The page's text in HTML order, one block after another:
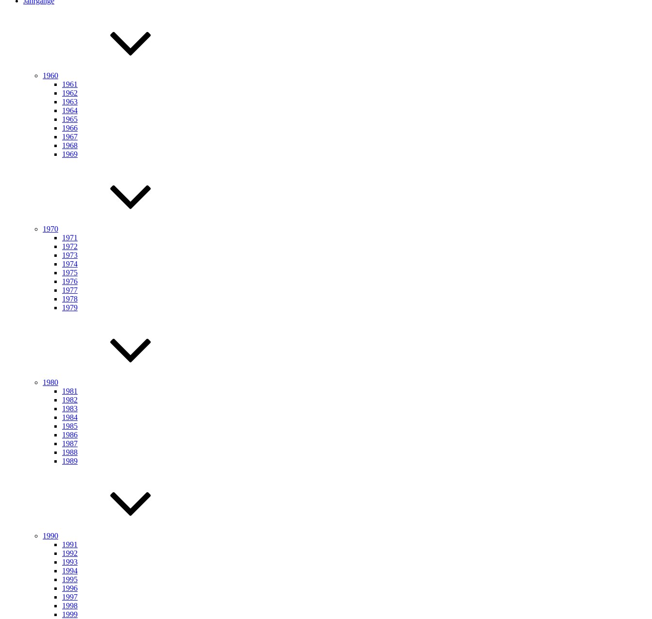
1960
1961
1962
1963
1964
1965
1966
1967
1968
1969
1970
1971
1972
1973
1974
1975
1976
1977
1978
1979
1980
1981
1982
1983
1984
1985
1986
1987
1988
1989
1990
1991
1992
1993
1994
1995
1996
1997
1998
1999